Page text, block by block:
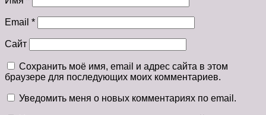
Email *
Сайт
Сохранить моё имя, email и адрес сайта в этом
браузере для последующих моих комментариев.
Уведомить меня о новых комментариях по email.